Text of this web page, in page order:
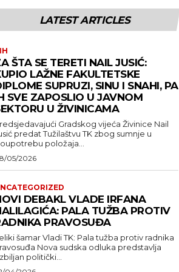
LATEST ARTICLES
ŠTA SE TERETI NAIL JUSIĆ:
LAŽNE FAKULTETSKE
SUPRUZI, SINU I SNAHI, PA
SVE ZAPOSLIO U JAVNOM
U ŽIVINICAMA
Gradskog vijeća Živinice Nail
predat Tužilaštvu TK zbog sumnje u
položaja...
05/2026
DEBAKL VLADE IRFANA
PALA TUŽBA PROTIV
PRAVOSUĐA
šamar Vladi TK: Pala tužba protiv radnika
Nova sudska odluka predstavlja
politički...